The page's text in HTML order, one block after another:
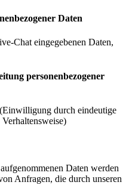
Daten
Chat eingegebenen Daten,
personenbezogener
durch eindeutige
Daten werden
Anfragen, die durch unseren